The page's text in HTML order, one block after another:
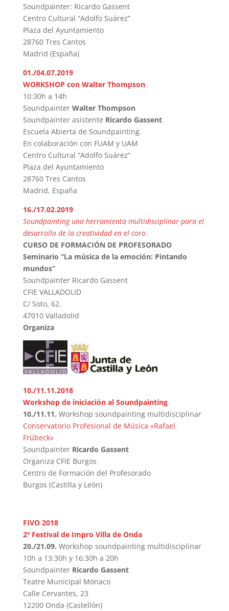
Soundpainter: Ricardo Gassent
Centro Cultural “Adolfo Suárez”
Plaza del Ayuntamiento
28760 Tres Cantos
Madrid (España)
01./04.07.2019
WORKSHOP con Walter Thompson
10:30h a 14h
SoundpainterWalter Thompson
Soundpainter asistente Ricardo Gassent
Escuela Abierta de Soundpainting.
En colaboración con FUAM y UAM
Centro Cultural “Adolfo Suárez”
Plaza del Ayuntamiento
28760 Tres Cantos
Madrid, España
16./17.02.2019
Soundpainting una herramienta multidisciplinar para el
desarrollo de la creatividad en el coro
CURSO DE FORMACIÓN DE PROFESORADO
Seminario “La música de la emoción: Pintando
mundos”
Soundpainter Ricardo Gassent
CFIE VALLADOLID
C/ Soto, 62.
47010 Valladolid
Organiza
10./11.11.2018
Workshop de iniciación al Soundpainting
10./11.11. Workshop soundpainting multidisciplinar
Conservatorio Profesional de Música «Rafael
Frübeck»
SoundpainterRicardo Gassent
Organiza CFIE Burgos
Centro de Formación del Profesorado
Burgos (Castilla y León)
FIVO 2018
2º Festival de Impro Villa de Onda
20./21.09. Workshop soundpainting multidisciplinar
10h a 13:30h y 16:30h a 20h
SoundpainterRicardo Gassent
Teatre Municipal Mónaco
Calle Cervantes, 23
12200 Onda (Castellón)